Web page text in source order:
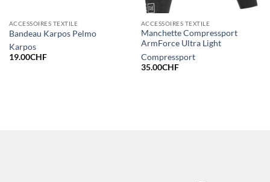
ACCESSOIRES TEXTILE
Bandeau Karpos Pelmo
Karpos
19.00CHF
ACCESSOIRES TEXTILE
Manchette Compressport
ArmForce Ultra Light
Compressport
35.00CHF